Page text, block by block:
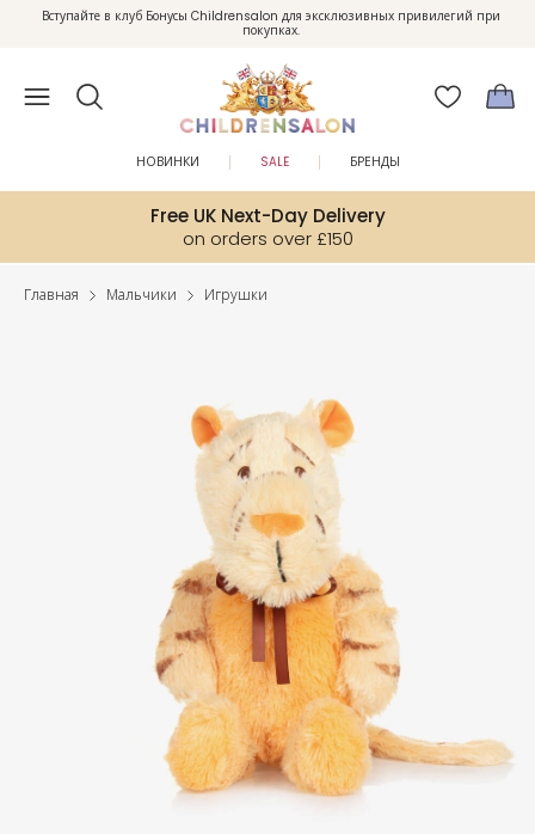
Enjoy 10% off your first order as a little welcome gift. Sign up here.
Вступайте в клуб Бонусы Childrensalon для эксклюзивных привилегий при
покупках.
Free UK Next-Day Delivery
on orders over £150
НОВИНКИ SALE БРЕНДЫ
Главная Мальчики Игрушки